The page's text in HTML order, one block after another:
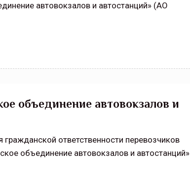
автовокзалов и автостанций» (АО
объединение автовокзалов и
ответственности перевозчиков
объединение автовокзалов и автостанций»